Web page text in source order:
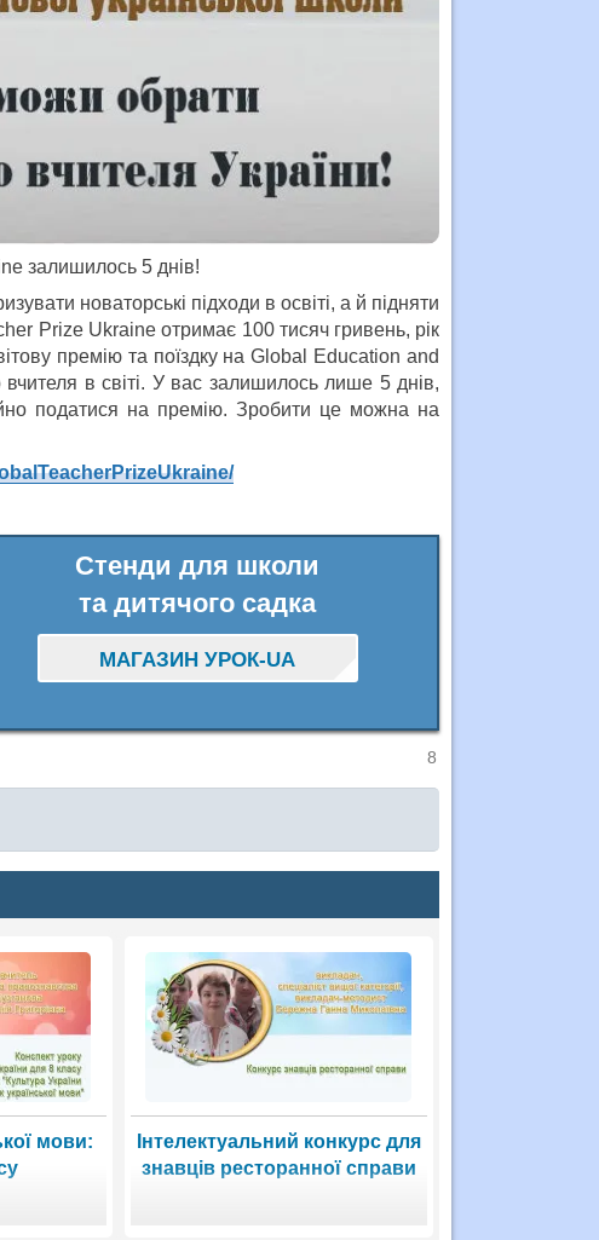
залишилось 5 днів!
новаторські підходи в освіті, а й підняти
Prize Ukraine отримає 100 тисяч гривень, рік
премію та поїздку на Global Education and
в світі. У вас залишилось лише 5 днів,
податися на премію. Зробити це можна на
Стенди для школи
та дитячого садка
МАГАЗИН УРОК-UA
8
мови:
Інтелектуальний конкурс для
знавців ресторанної справи